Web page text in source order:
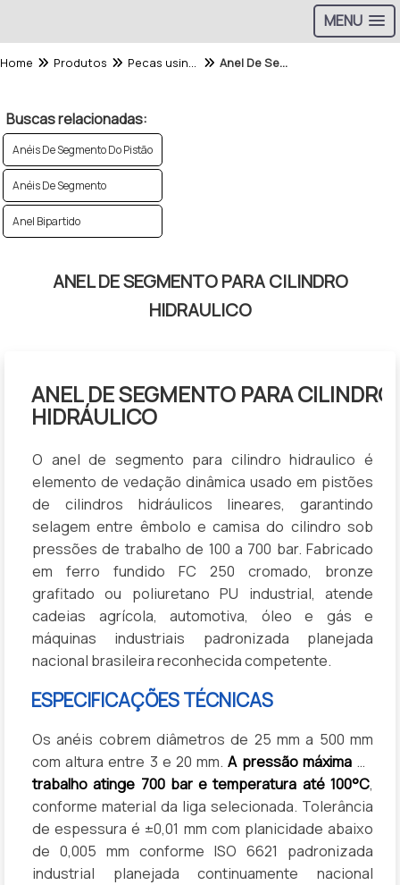
MENU
Home Produtos Pecas usinadas - Categoria Anel De Segmento Para Cilindro Hidraulico
Buscas relacionadas:
Anéis De Segmento Do Pistão
Anéis De Segmento
Anel Bipartido
ANEL DE SEGMENTO PARA CILINDRO
HIDRAULICO
ANEL DE SEGMENTO PARA CILINDRO
HIDRÁULICO
O anel de segmento para cilindro hidraulico é
elemento de vedação dinâmica usado em pistões
de cilindros hidráulicos lineares, garantindo
selagem entre êmbolo e camisa do cilindro sob
pressões de trabalho de 100 a 700 bar. Fabricado
em ferro fundido FC 250 cromado, bronze
grafitado ou poliuretano PU industrial, atende
cadeias agrícola, automotiva, óleo e gás e
máquinas industriais padronizada planejada
nacional brasileira reconhecida competente.
ESPECIFICAÇÕES TÉCNICAS
Os anéis cobrem diâmetros de 25 mm a 500 mm
com altura entre 3 e 20 mm.A pressão máxima de
trabalho atinge 700 bar e temperatura até 100°C,
conforme material da liga selecionada. Tolerância
de espessura é ±0,01 mm com planicidade abaixo
de 0,005 mm conforme ISO 6621 padronizada
industrial planejada continuamente nacional